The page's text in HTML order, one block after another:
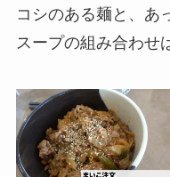
コシのある麺と、あ
スープの組み合わせ